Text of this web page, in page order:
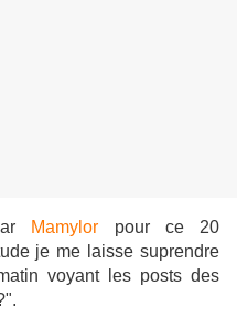
Mamylor pour ce 20
je me laisse suprendre
voyant les posts des